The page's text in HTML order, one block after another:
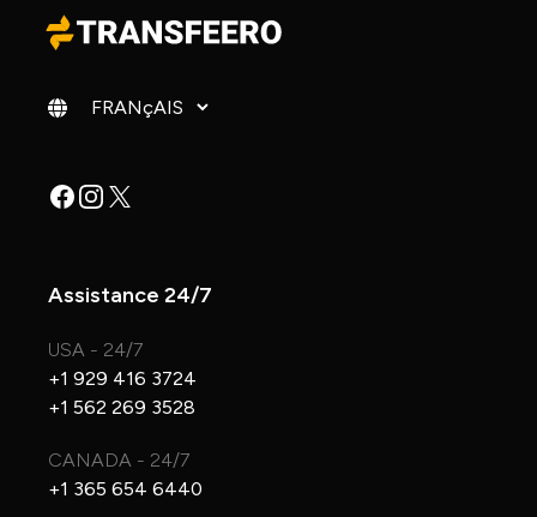
Changer de langue
Facebook
Instagram
X
Assistance 24/7
USA - 24/7
+1 929 416 3724
+1 562 269 3528
CANADA - 24/7
+1 365 654 6440